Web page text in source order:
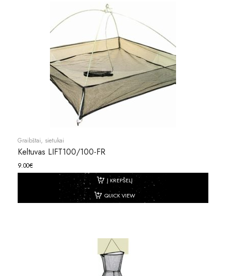
Graibštai, sietukai
Keltuvas LIFT100/100-FR
9.00€
Į KREPŠELĮ
QUICK VIEW